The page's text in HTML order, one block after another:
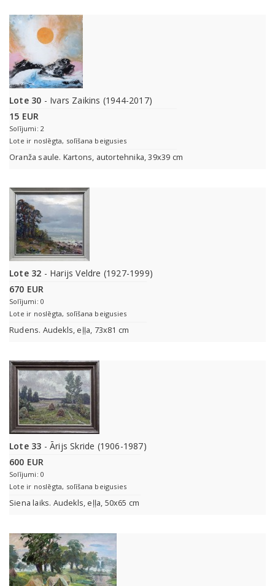
Lote 30 - Ivars Zaikins (1944-2017)
15 EUR
Solījumi: 2
Lote ir noslēgta, solīšana beigusies
Oranža saule. Kartons, autortehnika, 39x39 cm
Lote 32 - Harijs Veldre (1927-1999)
670 EUR
Solījumi: 0
Lote ir noslēgta, solīšana beigusies
Rudens. Audekls, eļļa, 73x81 cm
Lote 33 - Ārijs Skride (1906-1987)
600 EUR
Solījumi: 0
Lote ir noslēgta, solīšana beigusies
Siena laiks. Audekls, eļļa, 50x65 cm